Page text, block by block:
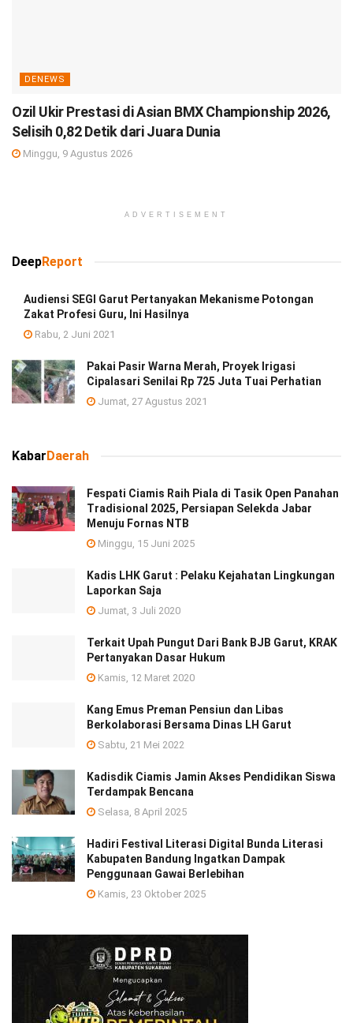
DENEWS
Ozil Ukir Prestasi di Asian BMX Championship 2026,
Selisih 0,82 Detik dari Juara Dunia
Minggu, 9 Agustus 2026
ADVERTISEMENT
DeepReport
Audiensi SEGI Garut Pertanyakan Mekanisme Potongan
Zakat Profesi Guru, Ini Hasilnya
Rabu, 2 Juni 2021
Pakai Pasir Warna Merah, Proyek Irigasi
Cipalasari Senilai Rp 725 Juta Tuai Perhatian
Jumat, 27 Agustus 2021
KabarDaerah
Fespati Ciamis Raih Piala di Tasik Open Panahan
Tradisional 2025, Persiapan Selekda Jabar
Menuju Fornas NTB
Minggu, 15 Juni 2025
Kadis LHK Garut : Pelaku Kejahatan Lingkungan
Laporkan Saja
Jumat, 3 Juli 2020
Terkait Upah Pungut Dari Bank BJB Garut, KRAK
Pertanyakan Dasar Hukum
Kamis, 12 Maret 2020
Kang Emus Preman Pensiun dan Libas
Berkolaborasi Bersama Dinas LH Garut
Sabtu, 21 Mei 2022
Kadisdik Ciamis Jamin Akses Pendidikan Siswa
Terdampak Bencana
Selasa, 8 April 2025
Hadiri Festival Literasi Digital Bunda Literasi
Kabupaten Bandung Ingatkan Dampak
Penggunaan Gawai Berlebihan
Kamis, 23 Oktober 2025